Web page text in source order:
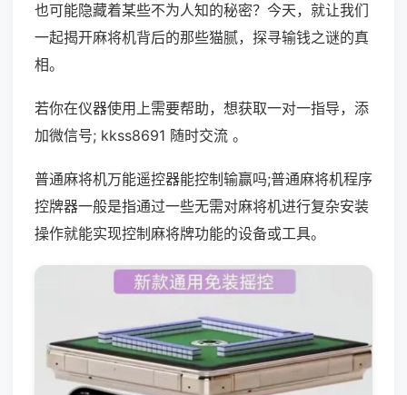
也可能隐藏着某些不为人知的秘密？今天，就让我们
一起揭开麻将机背后的那些猫腻，探寻输钱之谜的真
相。
若你在仪器使用上需要帮助，想获取一对一指导，添
加微信号; kkss8691 随时交流 。
普通麻将机万能遥控器能控制输赢吗;普通麻将机程序
控牌器一般是指通过一些无需对麻将机进行复杂安装
操作就能实现控制麻将牌功能的设备或工具。